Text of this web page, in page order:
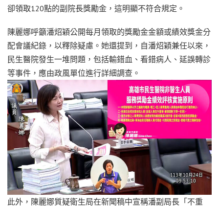
卻領取120點的副院長獎勵金，這明顯不符合規定。
陳麗娜呼籲潘炤穎公開每月領取的獎勵金金額或績效獎金分
配會議紀錄，以釋除疑慮。她還提到，自潘炤穎兼任以來，
民生醫院發生一堆問題，包括輸錯血、看錯病人、延誤轉診
等事件，應由政風單位進行詳細調查。
此外，陳麗娜質疑衛生局在新聞稿中宣稱潘副局長「不重